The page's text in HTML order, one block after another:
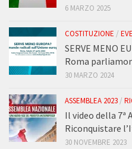
6 MARZO 2025
COSTITUZIONE /
SERVE MENO
Roma
30 MARZO 2024
ASSEMBLEA 2023 /
Il video della 7ª
Riconquistare
30 NOVEMBRE 2023